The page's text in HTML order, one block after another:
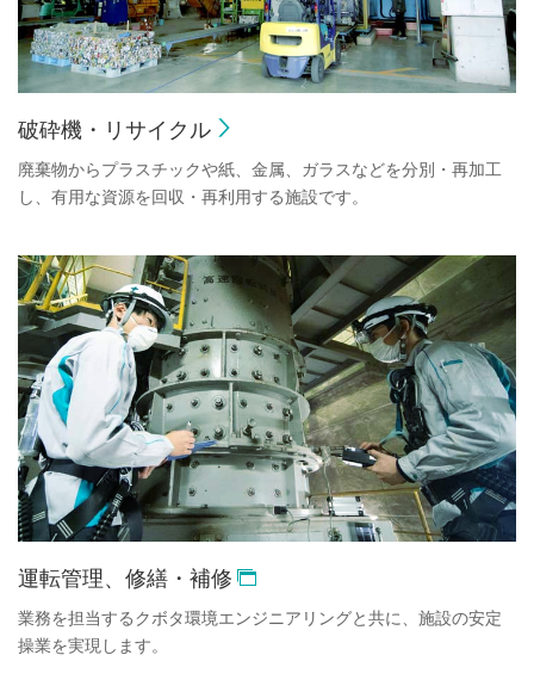
破砕機・リサイクル
廃棄物からプラスチックや紙、金属、ガラスなどを分別・再加工
し、有用な資源を回収・再利用する施設です。
運転管理、修繕・補修
業務を担当するクボタ環境エンジニアリングと共に、施設の安定
操業を実現します。